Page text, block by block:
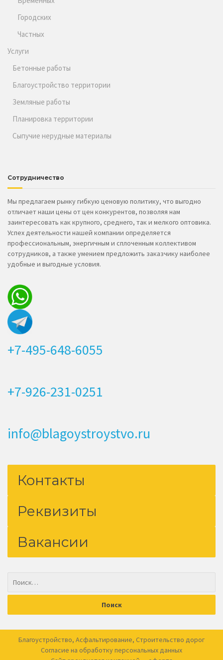
Городских
Частных
Услуги
Бетонные работы
Благоустройство территории
Земляные работы
Планировка территории
Сыпучие нерудные материалы
Сотрудничество
Мы предлагаем рынку гибкую ценовую политику, что выгодно
отличает наши цены от цен конкурентов, позволяя нам
заинтересовать как крупного, среднего, так и мелкого оптовика.
Успех деятельности нашей компании определяется
профессиональным, энергичным и сплоченным коллективом
сотрудников, а также умением предложить заказчику наиболее
удобные и выгодные условия.
+7-495-648-6055
+7-926-231-0251
info@blagoystroystvo.ru
Контакты
Реквизиты
Вакансии
Благоустройство, Асфальтирование, Строительство дорог
Согласие на обработкуперсональных данных